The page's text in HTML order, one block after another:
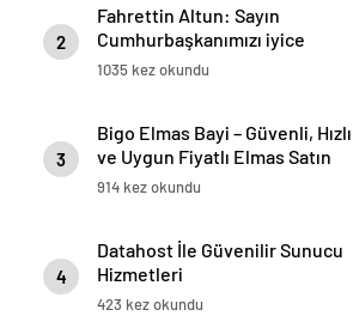
2
Fahrettin Altun: Sayın
Cumhurbaşkanımızı iyice
okumalarını, anlamalarını
1035 kez okundu
3
Bigo Elmas Bayi – Güvenli, Hızlı
ve Uygun Fiyatlı Elmas Satın
Almanın Yeni Adresi
914 kez okundu
4
Datahost İle Güvenilir Sunucu
Hizmetleri
423 kez okundu